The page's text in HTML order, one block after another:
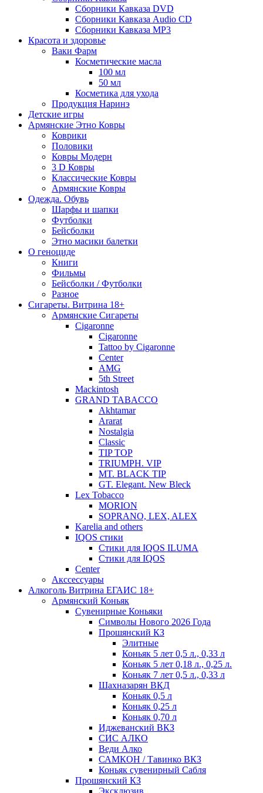
Сборники Кавказа DVD
Сборники Кавказа Audio CD
Сборники Кавказа MP3
Красота и здоровье
Ваки Фарм
Косметические масла
100 мл
50 мл
Косметика для ухода
Продукция Наринэ
Детские игры
Армянские Этно Ковры
Коврики
Половики
Ковры Модерн
3 D Ковры
Классические Ковры
Армянские Ковры
Одежда. Обувь
Шарфы и шапки
Футболки
Бейсболки
Этно масики балетки
О геноциде
Книги
Фильмы
Бейсболки / Футболки
Разное
Сигареты. Витрина 18+
Армянские Сигареты
Cigaronne
Cigaronne
Tattoo by Cigaronne
Center
AMG
5th Street
Mackintosh
GRAND TABACCO
Akhtamar
Ararat
Nostalgia
Classic
TIP TOP
TRIUMPH. VIP
MT. BLACK TIP
GT. Elegant. New Bleck
Lex Tobacco
MORION
SOPRANO, LEX, ALEX
Karelia and others
IQOS стики
Стики для IQOS ILUMA
Стики для IQOS
Сenter
Акссессуары
Алкоголь Витрина ЕГАИС 18+
Армянский Коньяк
Сувенирные Коньяки
Символы Нового 2026 Года
Прошянский КЗ
Элитные
Коньяк 5 лет 0,5 л., 0,33 л
Коньяк 5 лет 0,18 л., 0,25 л.
Коньяк 7 лет 0,5 л., 0,33 л
Шахназарян ВКД
Коньяк 0,5 л
Коньяк 0,25 л
Коньяк 0,70 л
Иджеванский ВКЗ
СИС АЛКО
Веди Алко
САМКОН / Тавинко ВКЗ
Коньяк сувенирный Сабля
Прошянский КЗ
Эксклюзив